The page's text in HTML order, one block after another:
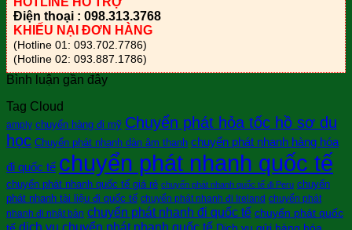
Điện thoại : 098.313.3768
KHIẾU NẠI ĐƠN HÀNG
(Hotline 01: 093.702.7786)
(Hotline 02: 093.887.1786)
Bình luận gần đây
Tag Cloud
amply chuyển hàng đi mỹ Chuyển phát hỏa tốc hồ sơ du
học Chuyển phát nhanh dàn âm thanh chuyển phát nhanh hàng hóa
đi quốc tế chuyển phát nhanh quốc tế
chuyển phát nhanh quốc tế giá rẻ chuyển phát nhanh quốc tế đi Peru chuyển
phát nhanh tài liệu đi quốc tế chuyển phát nhanh đi Ireland chuyển phát
nhanh đi nhật bản chuyển phát nhanh đi quốc tế chuyển phát quốc
dịch vụ chuyển phát nhanh quốc tế